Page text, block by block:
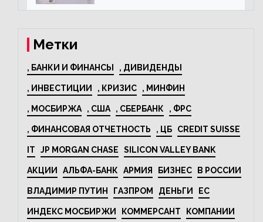
электрооборудования на
Метки
, БАНКИ И ФИНАНСЫ , ДИВИДЕНДЫ
, ИНВЕСТИЦИИ , КРИЗИС , МИНФИН
, МОСБИРЖА , США , СБЕРБАНК , ФРС
, ФИНАНСОВАЯ ОТЧЕТНОСТЬ , ЦБ CREDIT SUISSE
IT JP MORGAN CHASE SILICON VALLEY BANK
АКЦИИ АЛЬФА-БАНК АРМИЯ БИЗНЕС В РОССИИ
ВЛАДИМИР ПУТИН ГАЗПРОМ ДЕНЬГИ ЕС
ИНДЕКС МОСБИРЖИ КОММЕРСАНТ КОМПАНИИ